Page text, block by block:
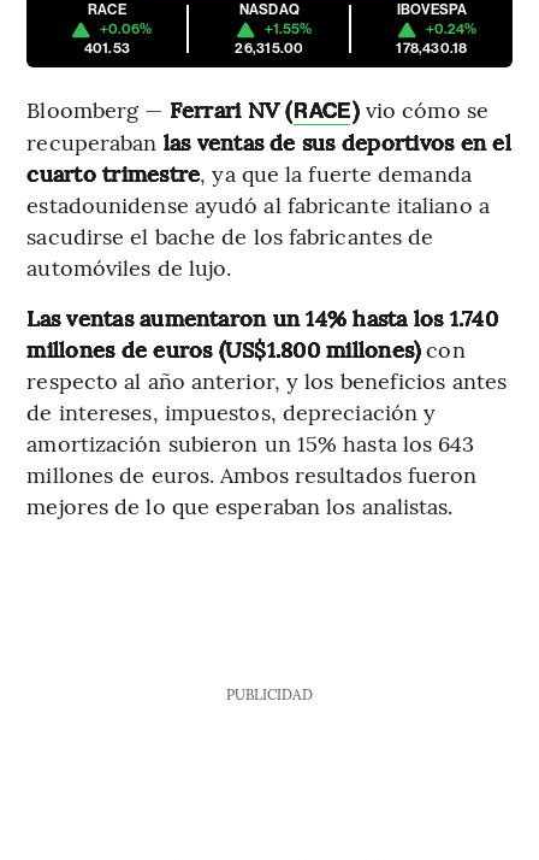
RACE
+0.06%
401.53
NASDAQ
+1.55%
26,315.00
IBOVESPA
+0.24%
178,430.18
Bloomberg — Ferrari NV (RACE)vio cómo se
recuperaban las ventas de sus deportivos en el
cuarto trimestre, ya que la fuerte demanda
estadounidense ayudó al fabricante italiano a
sacudirse el bache de los fabricantes de
automóviles de lujo.
Las ventas aumentaron un 14% hasta los 1.740
millones de euros (US$1.800 millones)con
respecto al año anterior, y los beneficios antes
de intereses, impuestos, depreciación y
amortización subieron un 15% hasta los 643
millones de euros. Ambos resultados fueron
mejores de lo que esperaban los analistas.
PUBLICIDAD